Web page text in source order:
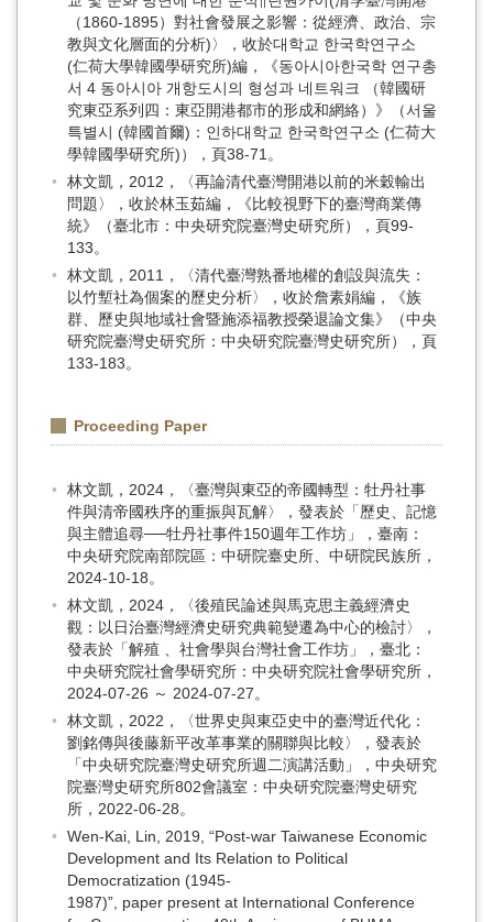
（1860-1895）對社會發展之影響：從經濟、政治、宗
教與文化層面的分析)〉，收於대학교 한국학연구소
(仁荷大學韓國學研究所)編，《동아시아한국학 연구총
서 4 동아시아 개항도시의 형성과 네트워크 （韓國研
究東亞系列四：東亞開港都市的形成和網絡）》（서울
특별시 (韓國首爾)：인하대학교 한국학연구소 (仁荷大
學韓國學研究所)），頁38-71。
林文凱，2012，〈再論清代臺灣開港以前的米穀輸出
問題〉，收於林玉茹編，《比較視野下的臺灣商業傳
統》（臺北市：中央研究院臺灣史研究所），頁99-
133。
林文凱，2011，〈清代臺灣熟番地權的創設與流失：
以竹塹社為個案的歷史分析〉，收於詹素娟編，《族
群、歷史與地域社會暨施添福教授榮退論文集》（中央
研究院臺灣史研究所：中央研究院臺灣史研究所），頁
133-183。
Proceeding Paper
林文凱，2024，〈臺灣與東亞的帝國轉型：牡丹社事
件與清帝國秩序的重振與瓦解〉，發表於「歷史、記憶
與主體追尋──牡丹社事件150週年工作坊」，臺南：
中央研究院南部院區：中研院臺史所、中研院民族所，
2024-10-18。
林文凱，2024，〈後殖民論述與馬克思主義經濟史
觀：以日治臺灣經濟史研究典範變遷為中心的檢討〉，
發表於「解殖 、社會學與台灣社會工作坊」，臺北：
中央研究院社會學研究所：中央研究院社會學研究所，
2024-07-26 ～ 2024-07-27。
林文凱，2022，〈世界史與東亞史中的臺灣近代化：
劉銘傳與後藤新平改革事業的關聯與比較〉，發表於
「中央研究院臺灣史研究所週二演講活動」，中央研究
院臺灣史研究所802會議室：中央研究院臺灣史研究
所，2022-06-28。
Wen-Kai, Lin, 2019, “Post-war Taiwanese Economic
Development and Its Relation to Political
Democratization (1945-
1987)”, paper present at International Conference